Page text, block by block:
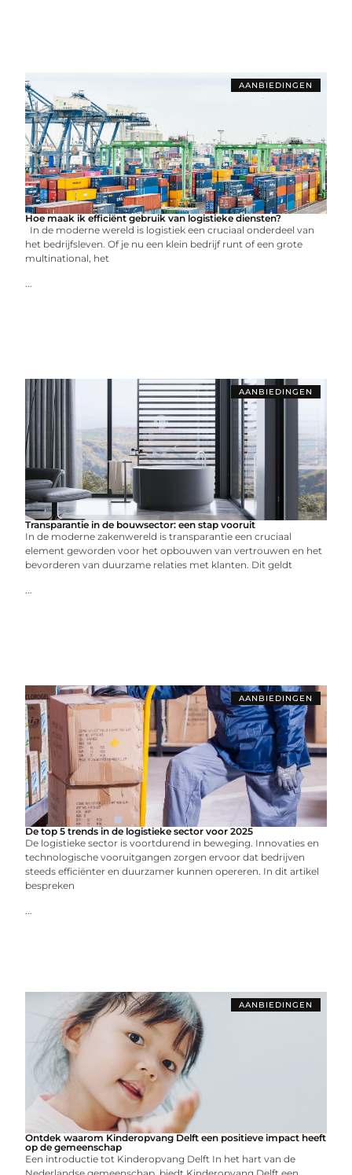
AANBIEDINGEN
Hoe maak ik efficiënt gebruik van logistieke diensten?
In de moderne wereld is logistiek een cruciaal onderdeel van
het bedrijfsleven. Of je nu een klein bedrijf runt of een grote
multinational, het
...
AANBIEDINGEN
Transparantie in de bouwsector: een stap vooruit
In de moderne zakenwereld is transparantie een cruciaal
element geworden voor het opbouwen van vertrouwen en het
bevorderen van duurzame relaties met klanten. Dit geldt
...
AANBIEDINGEN
De top 5 trends in de logistieke sector voor 2025
De logistieke sector is voortdurend in beweging. Innovaties en
technologische vooruitgangen zorgen ervoor dat bedrijven
steeds efficiënter en duurzamer kunnen opereren. In dit artikel
bespreken
...
AANBIEDINGEN
Ontdek waarom Kinderopvang Delft een positieve impact heeft
op de gemeenschap
Een introductie tot Kinderopvang Delft In het hart van de